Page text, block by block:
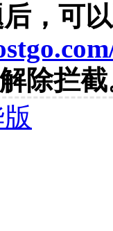
，可
除拦